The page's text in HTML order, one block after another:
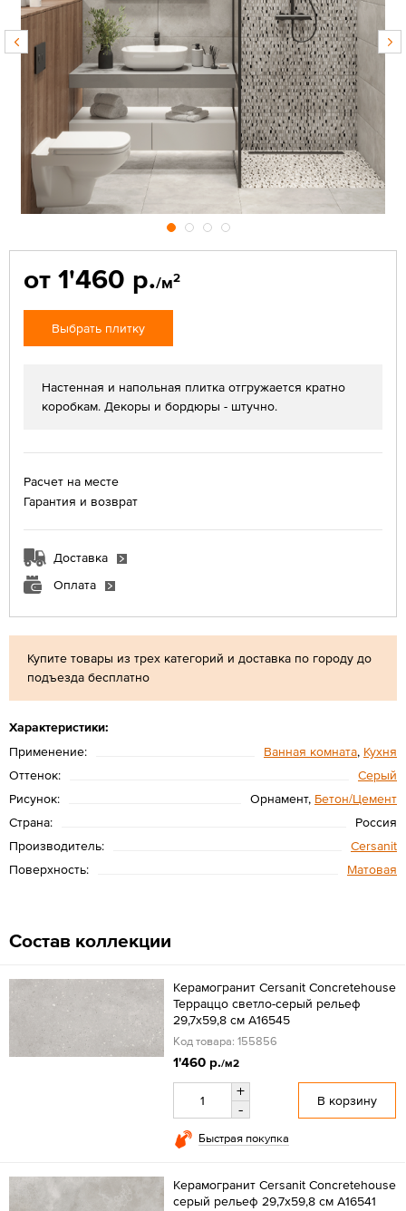
Купите товары из трех категорий и доставка по городу до
подъезда бесплатно
Характеристики:
Применение:
Ванная комната, Кухня
Оттенок:
Серый
Рисунок:
Орнамент, Бетон/Цемент
Страна:
Россия
Производитель:
Cersanit
Поверхность:
Матовая
от 1'460 р./м2
Выбрать плитку
Настенная и напольная плитка отгружается кратно
коробкам. Декоры и бордюры - штучно.
Расчет на месте
Гарантия и возврат
Доставка
Оплата
Состав коллекции
Керамогранит Cersanit Concretehouse
Терраццо светло-серый рельеф
29,7х59,8 см A16545
Код товара: 155856
1'460 р./м2
+
-
В корзину
Быстрая покупка
Керамогранит Cersanit Concretehouse
серый рельеф 29,7х59,8 см A16541